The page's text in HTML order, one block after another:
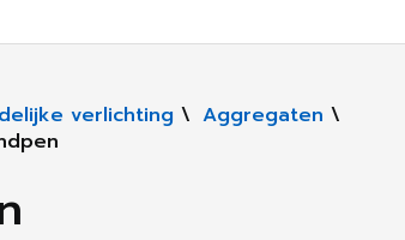
verlichting \ Aggregaten \